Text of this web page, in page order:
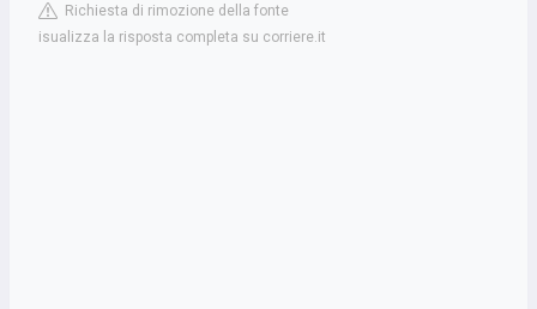
Richiesta di rimozione della fonte
isualizza la risposta completa su corriere.it